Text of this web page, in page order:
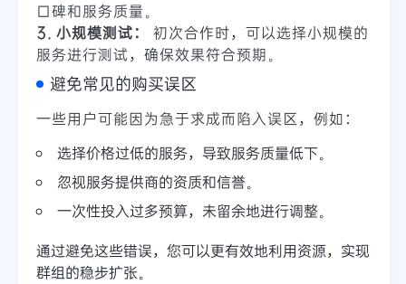
口碑和服务质量。
3. 小规模测试：
初次合作时，可以选择小规模的
服务进行测试，确保效果符合预期。
避免常见的购买误区
一些用户可能因为急于求成而陷入误区，例如：
选择价格过低的服务，导致服务质量低下。
忽视服务提供商的资质和信誉。
一次性投入过多预算，未留余地进行调整。
通过避免这些错误，您可以更有效地利用资源，实现
群组的稳步扩张。